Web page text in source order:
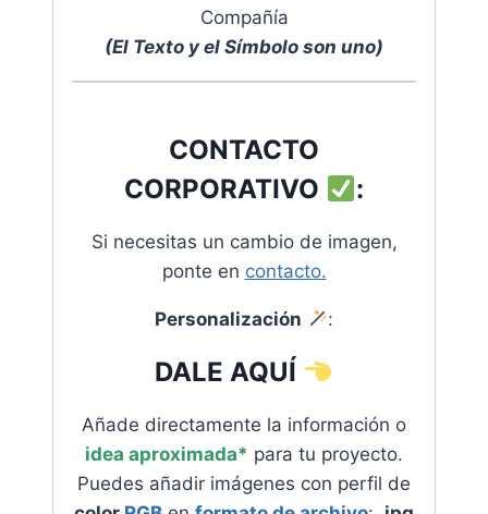
Compañía
(El Texto y el Símbolo son uno)
CONTACTO
CORPORATIVO
:
Si necesitas un cambio de imagen,
ponte en contacto.
Personalización :
DALE AQUÍ
Añade directamente la información o
idea aproximada* para tu proyecto.
Puedes añadir imágenes con perfil de